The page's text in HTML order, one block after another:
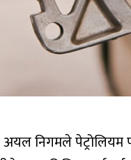
निगमले पेट्रोलियम